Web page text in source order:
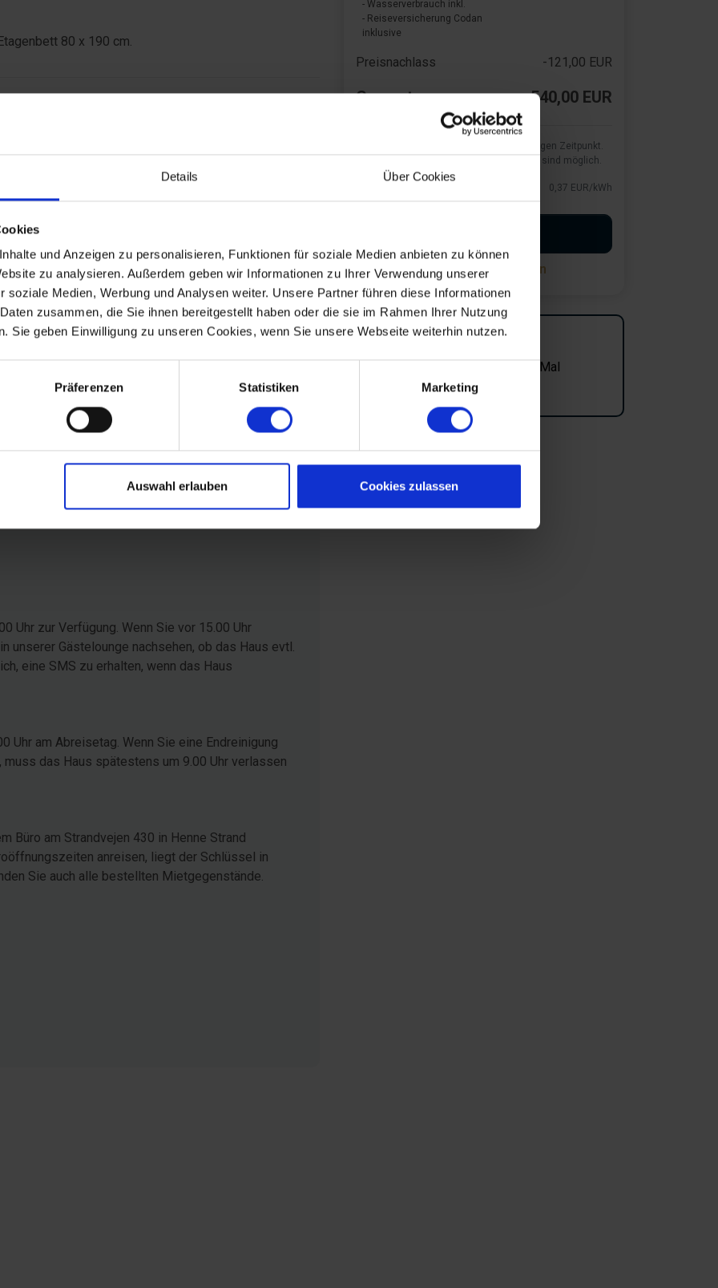
Details Über Cookies
und Anzeigen zu personalisieren, Funktionen für soziale Medien anbieten zu können
zu analysieren. Außerdem geben wir Informationen zu Ihrer Verwendung unserer
soziale Medien, Werbung und Analysen weiter. Unsere Partner führen diese Informationen
zusammen, die Sie ihnen bereitgestellt haben oder die sie im Rahmen Ihrer Nutzung
Sie geben Einwilligung zu unseren Cookies, wenn Sie unsere Webseite weiterhin nutzen.
Präferenzen Statistiken Marketing
Auswahl erlauben Cookies zulassen
80 x 190 cm.
4,8
Bereich
5,0
Elke Lund
Sep. 2023
Es ist wie nach Hause kommen,
Wohlfühleffekt
Deutschland
Uhr zur Verfügung. Wenn Sie vor 15.00 Uhr
unserer Gästelounge nachsehen, ob das Haus evtl.
eine SMS zu erhalten, wenn das Haus
Uhr am Abreisetag. Wenn Sie eine Endreinigung
das Haus spätestens um 9.00 Uhr verlassen
Büro am Strandvejen 430 in Henne Strand
anreisen, liegt der Schlüssel in
Sie auch alle bestellten Mietgegenstände.
- Wasserverbrauch inkl.
- Reiseversicherung Codan
inklusive
Preisnachlass -121,00 EUR
Gesamtsumme 540,00 EUR
Wir zeigen die aktuellen Kosten zum jetzigen Zeitpunkt.
Preisänderungen seitens des Versorgers sind möglich.
0,37 EUR/kWh
Suchagent einrichten
Dieses Haus wurde kürzlich 35 Mal
angesehen.